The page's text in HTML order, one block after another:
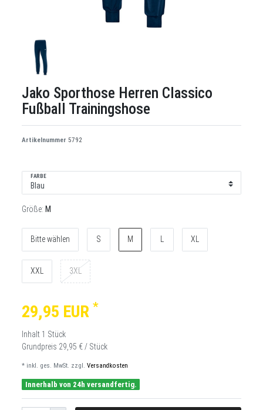
Jako Sporthose Herren Classico
Fußball Trainingshose
Artikelnummer5792
FARBE
Größe: M
Bitte wählen S M L XL
XXL 3XL
29,95 EUR *
Inhalt 1 Stück
Grundpreis 29,95 € / Stück
* inkl. ges. MwSt. zzgl. Versandkosten
Innerhalb von 24h versandfertig.